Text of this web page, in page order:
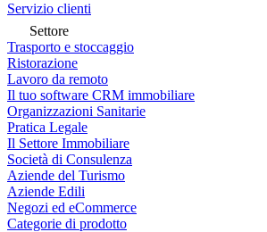
Servizio clienti
Settore
Trasporto e stoccaggio
Ristorazione
Lavoro da remoto
Il tuo software CRM immobiliare
Organizzazioni Sanitarie
Pratica Legale
Il Settore Immobiliare
Società di Consulenza
Aziende del Turismo
Aziende Edili
Negozi ed eCommerce
Categorie di prodotto